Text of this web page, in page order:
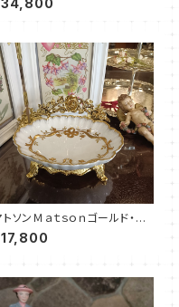
トソンＭａｔｓｏｎゴールド・ソ
プディッシュ（MT0025）